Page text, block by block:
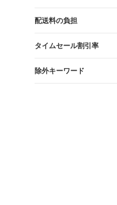
配送料の負担
タイムセール割引率
除外キーワード